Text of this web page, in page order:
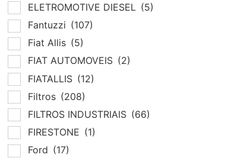
ELETROMOTIVE DIESEL (5)
Fantuzzi (107)
Fiat Allis (5)
FIAT AUTOMOVEIS (2)
FIATALLIS (12)
Filtros (208)
FILTROS INDUSTRIAIS (66)
FIRESTONE (1)
Ford (17)